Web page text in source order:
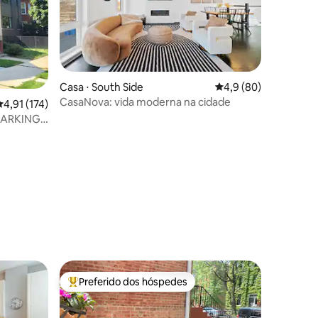
de uma avaliação média de 5, 174 avaliações
4,91 (174)
Casa ⋅ South Side 4,9 de uma
4,9 (80)
CasaNova: vida moderna na cidade
hóspedes Entre os melhores preferidos dos hóspedes
Preferido dos hóspedes